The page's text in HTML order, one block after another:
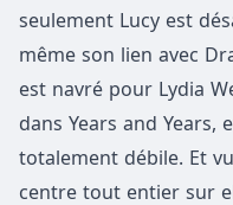
seulement Lucy est
même son lien avec
est navré pour Lydia
dans Years and
totalement débile. Et
centre tout entier sur